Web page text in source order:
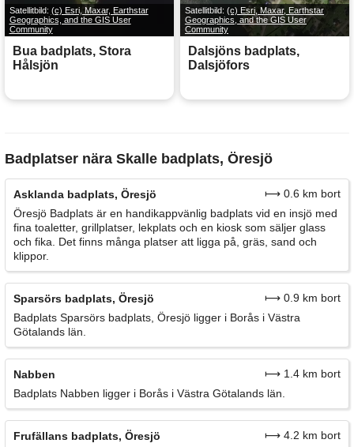
Satellitbild: (c) Esri, Maxar, Earthstar
Geographics, and the GIS User
Community
Bua badplats, Stora
Hålsjön
Satellitbild: (c) Esri, Maxar, Earthstar
Geographics, and the GIS User
Community
Dalsjöns badplats,
Dalsjöfors
Badplatser nära Skalle badplats, Öresjö
Asklanda badplats, Öresjö
⟼ 0.6 km bort
Öresjö Badplats är en handikappvänlig badplats vid en insjö med
fina toaletter, grillplatser, lekplats och en kiosk som säljer glass
och fika. Det finns många platser att ligga på, gräs, sand och
klippor.
Sparsörs badplats, Öresjö
⟼ 0.9 km bort
Badplats Sparsörs badplats, Öresjö ligger i Borås i Västra
Götalands län.
Nabben
⟼ 1.4 km bort
Badplats Nabben ligger i Borås i Västra Götalands län.
Frufällans badplats, Öresjö
⟼ 4.2 km bort